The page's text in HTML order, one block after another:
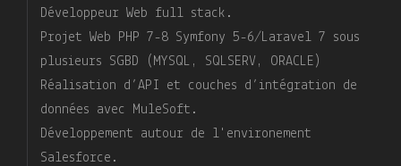
Développeur Web full stack.
Projet Web PHP 7-8 Symfony 5-6/Laravel 7 sous
plusieurs SGBD (MYSQL, SQLSERV, ORACLE)
Réalisation d’API et couches d’intégration de
données avec MuleSoft.
Développement autour de l'environement
Salesforce.